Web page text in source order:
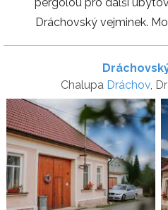
Dráchovský vejminek.
Chalupa Dráchov,